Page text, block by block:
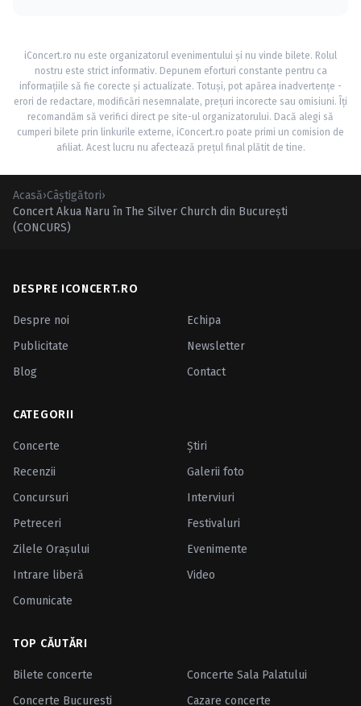
iConcert.ro nu este organizatorul evenimentului și nu vinde bilete. Rolul
nostru este strict informativ. Depunem eforturi constante pentru ca
informațiile să fie corecte și actualizate. Totuși, pot apărea inadvertențe -
erori de redactare, modificări nesemnalate, prețuri incorecte sau omisiuni. Îți
recomandăm să verifici direct pe site-ul organizatorului. Dacă alegi să
cumperi bilete prin linkurile externe, iConcert.ro poate primi un comision de
afiliat. Acest lucru nu afectează prețul final plătit de tine.
Acasă›Câştigători›
Concert Akua Naru în The Silver Church din Bucureşti
(CONCURS)
DESPRE ICONCERT.RO
Despre noi
Echipa
Publicitate
Newsletter
Blog
Contact
CATEGORII
Concerte
Ştiri
Recenzii
Galerii foto
Concursuri
Interviuri
Petreceri
Festivaluri
Zilele Oraşului
Evenimente
Intrare liberă
Video
Comunicate
TOP CĂUTĂRI
Bilete concerte
Concerte Sala Palatului
Concerte Bucuresti
Cazare concerte